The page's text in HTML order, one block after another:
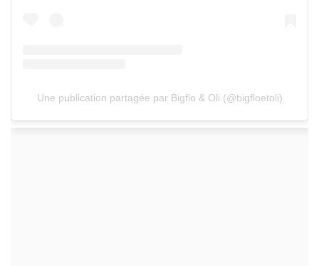
Une publication partagée par Bigflo & Oli (@bigfloetoli)